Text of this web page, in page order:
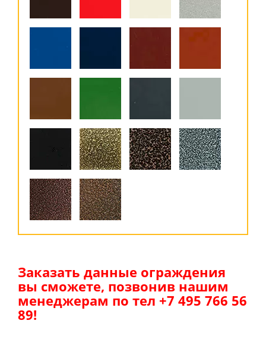
Заказать данные ограждения
вы сможете, позвонив нашим
менеджерам по тел +7 495 766 56
89!